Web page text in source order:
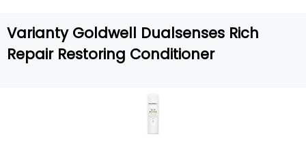
Varianty Goldwell Dualsenses Rich
Repair Restoring Conditioner